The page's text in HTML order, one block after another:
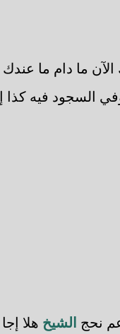
ما دام ما
السجود فيه
نحج الشيخ هلا